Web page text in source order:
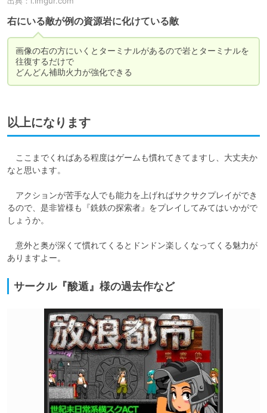
右にいる敵が例の資源岩に化けている敵
画像の右の方にいくとターミナルがあるので岩とターミナルを
往復するだけで
どんどん補助火力が強化できる
以上になります
ここまでくればある程度はゲームも慣れてきてますし、大丈夫か
なと思います。
アクションが苦手な人でも能力を上げればサクサクプレイができ
るので、是非皆様も『銑鉄の探索者』をプレイしてみてはいかがで
しょうか。
意外と奥が深くて慣れてくるとドンドン楽しくなってくる魅力が
ありますよー。
サークル『酸遁』様の過去作など